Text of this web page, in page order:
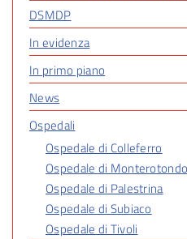
DSMDP
In evidenza
In primo piano
News
Ospedali
Ospedale di Colleferro
Ospedale di Monterotondo
Ospedale di Palestrina
Ospedale di Subiaco
Ospedale di Tivoli